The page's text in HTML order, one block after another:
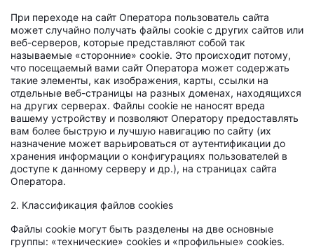
При переходе на сайт Оператора пользователь сайта
может случайно получать файлы cookie с других сайтов или
веб-серверов, которые представляют собой так
называемые «сторонние» cookie. Это происходит потому,
что посещаемый вами сайт Оператора может содержать
такие элементы, как изображения, карты, ссылки на
отдельные веб-страницы на разных доменах, находящихся
на других серверах. Файлы cookie не наносят вреда
вашему устройству и позволяют Оператору предоставлять
вам более быструю и лучшую навигацию по сайту (их
назначение может варьироваться от аутентификации до
хранения информации о конфигурациях пользователей в
доступе к данному серверу и др.), на страницах сайта
Оператора.
2. Классификация файлов cookies
Файлы cookie могут быть разделены на две основные
группы: «технические» cookies и «профильные» cookies.